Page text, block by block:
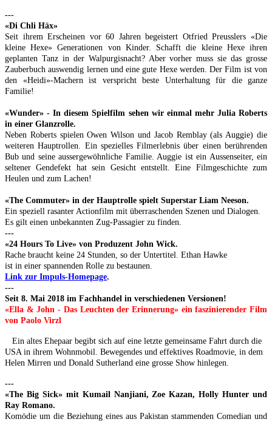
---
«Di Chli Häx»
Seit ihrem Erscheinen vor 60 Jahren begeistert Otfried Preusslers «Die
kleine Hexe» Generationen von Kinder. Schafft die kleine Hexe ihren
geplanten Tanz in der Walpurgisnacht? Aber vorher muss sie das grosse
Zauberbuch auswendig lernen und eine gute Hexe werden. Der Film ist von
den «Heidi»-Machern ist verspricht beste Unterhaltung für die ganze
Familie!
«Wunder» - In diesem Spielfilm sehen wir einmal mehr Julia Roberts
in einer Glanzrolle.
Neben Roberts spielen Owen Wilson und Jacob Remblay (als Auggie) die
weiteren Hauptrollen. Ein spezielles Filmerlebnis über einen berührenden
Bub und seine aussergewöhnliche Familie. Auggie ist ein Aussenseiter, ein
seltener Gendefekt hat sein Gesicht entstellt. Eine Filmgeschichte zum
Heulen und zum Lachen!
«The Commuter» in der Hauptrolle spielt Superstar Liam Neeson.
Ein speziell rasanter Actionfilm mit überraschenden Szenen und Dialogen.
Es gilt einen unbekannten Zug-Passagier zu finden.
---
«24 Hours To Live» von Produzent John Wick.
Rache braucht keine 24 Stunden, so der Untertitel. Ethan Hawke
ist in einer spannenden Rolle zu bestaunen.
Link zur Impuls-Homepage.
---
Seit 8. Mai 2018 im Fachhandel in verschiedenen Versionen!
«Ella & John - Das Leuchten der Erinnerung» ein faszinierender Film
von Paolo Virzl
Ein altes Ehepaar begibt sich auf eine letzte gemeinsame Fahrt durch die
USA in ihrem Wohnmobil. Bewegendes und effektives Roadmovie, in dem
Helen Mirren und Donald Sutherland eine grosse Show hinlegen.
---
«The Big Sick» mit Kumail Nanjiani, Zoe Kazan, Holly Hunter und
Ray Romano.
Komödie um die Beziehung eines aus Pakistan stammenden Comedian und